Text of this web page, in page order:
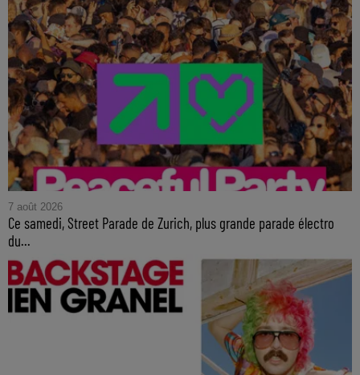
7 août 2026
Ce samedi, Street Parade de Zurich, plus grande parade électro
du...